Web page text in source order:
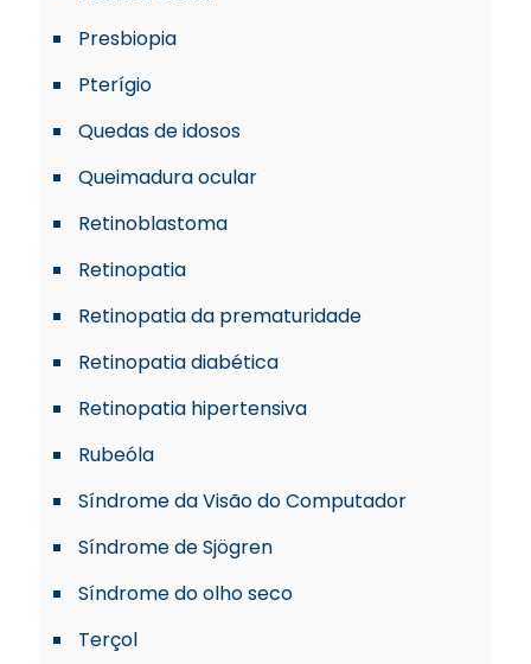
Presbiopia
Pterígio
Quedas de idosos
Queimadura ocular
Retinoblastoma
Retinopatia
Retinopatia da prematuridade
Retinopatia diabética
Retinopatia hipertensiva
Rubeóla
Síndrome da Visão do Computador
Síndrome de Sjögren
Síndrome do olho seco
Terçol